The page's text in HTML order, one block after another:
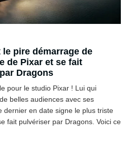
pire démarrage de
de Pixar et se fait
Dragons
pour le studio Pixar ! Lui qui
belles audiences avec ses
dernier en date signe le plus triste
fait pulvériser par Dragons. Voici ce